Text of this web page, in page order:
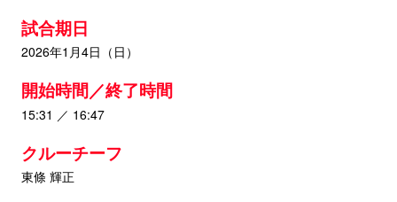
試合期日
2026年1月4日（日）
開始時間／終了時間
15:31 ／ 16:47
クルーチーフ
東條 輝正